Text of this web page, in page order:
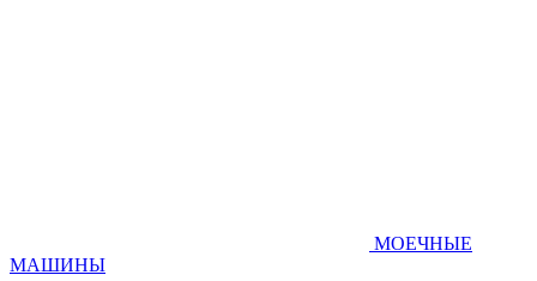
МОЕЧНЫЕ
МАШИНЫ